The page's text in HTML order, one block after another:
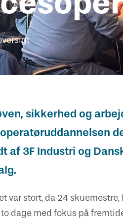
sikkerhed og
af 3F Industri og
var stort, da 24
dage med fokus på